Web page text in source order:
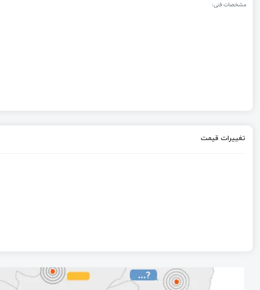
مشخصات فنی:
تغییرات قیمت